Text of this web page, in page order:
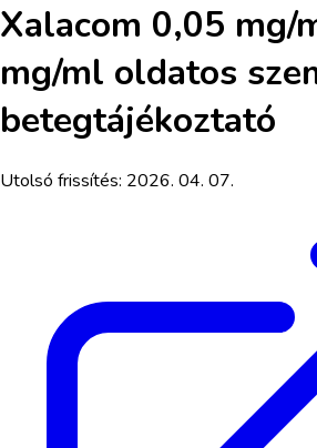
Xalacom 0,05 mg/
mg/ml oldatos
betegtájékoztató
Utolsó frissítés: 2026. 04. 07.